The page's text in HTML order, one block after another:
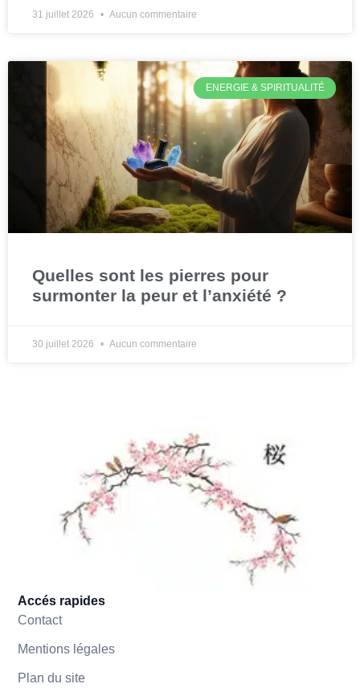
31 juillet 2026 Aucun commentaire
ENERGIE & SPIRITUALITÉ
Quelles sont les pierres pour
surmonter la peur et l’anxiété ?
30 juillet 2026 Aucun commentaire
Accés rapides
Contact
Mentions légales
Plan du site